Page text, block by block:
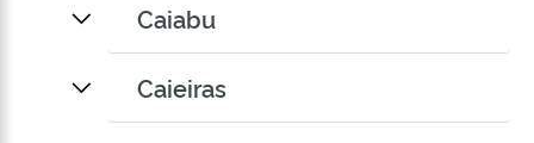
Caiabu
Caieiras